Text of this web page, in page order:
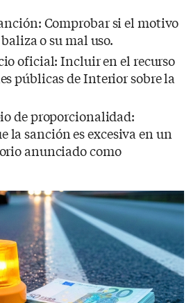
Comprobar si el motivo
o su mal uso.
oficial: Incluir en el recurso
públicas de Interior sobre la
de proporcionalidad:
la sanción es excesiva en un
anunciado como